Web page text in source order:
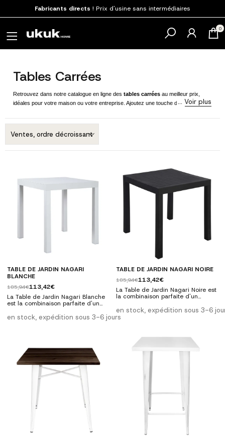
Fabricants directs ! Prix d'usine sans intermédiaires
0
Tables Carrées
Retrouvez dans notre catalogue en ligne des tables carréesau meilleur prix,
idéales pour votre maison ou votre entreprise. Ajoutez une touche de distinction à
disponible pour votre commande aujourd'hui.
TABLE DE JARDIN NAGARI
BLANCHE
185,94€113,42€
La Table de Jardin Nagari Blanche
est la combinaison parfaite d'un
grande résistance, idéale pour
sublimer vos espaces intérieurs
intemporelle qui s'intègre à toutes
les décorations, de la plus
minimaliste à la plus vibrante....
en stock, expédition sous 3-6 jours
TABLE DE JARDIN NAGARI NOIRE
185,94€113,42€
La Table de Jardin Nagari Noire est
la combinaison parfaite d'un
grande résistance, idéale pour
sublimer vos espaces intérieurs
lui confère une élégance
intemporelle qui s'intègre à toutes
les décorations, de la plus
en stock, expédition sous 3-6